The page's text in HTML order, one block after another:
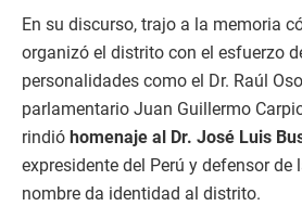
En su discurso, trajo a la memoria
organizó el distrito con el esfuerzo
personalidades como el Dr. Raúl
parlamentario Juan Guillermo
rindió homenaje al Dr. José Luis
expresidente del Perú y defensor de
nombre da identidad al distrito.